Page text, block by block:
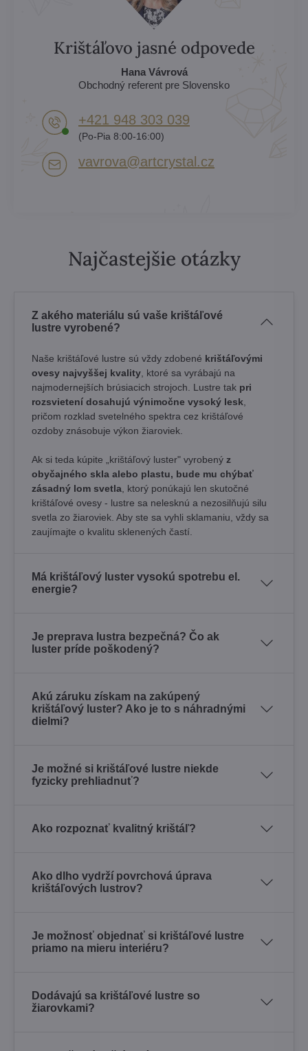
Krištáľovo jasné odpovede
Hana Vávrová
Obchodný referent pre Slovensko
+421 948 303 039
(Po-Pia 8:00-16:00)
vavrova​@artcrystal​.cz
Najčastejšie otázky
Z akého materiálu sú vaše krištáľové
lustre vyrobené?
Naše krištáľové lustre sú vždy zdobené krištáľovými
ovesy najvyššej kvality , ktoré sa vyrábajú na
najmodernejších brúsiacich strojoch. Lustre tak pri
rozsvietení dosahujú výnimočne vysoký lesk
pričom rozklad svetelného spektra cez krištáľové
ozdoby znásobuje výkon žiaroviek.
Ak si teda kúpite „krištáľový luster" vyrobený z
obyčajného skla alebo plastu, bude mu chýbať
zásadný lom svetla , ktorý ponúkajú len skutočné
krištáľové ovesy - lustre sa nelesknú a nezosilňujú silu
svetla zo žiaroviek. Aby ste sa vyhli sklamaniu, vždy sa
zaujímajte o kvalitu sklenených častí.
Má krištáľový luster vysokú spotrebu el.
energie?
Je preprava lustra bezpečná? Čo ak
luster príde poškodený?
Akú záruku získam na zakúpený
krištáľový luster? Ako je to s náhradnými
dielmi?
Je možné si krištáľové lustre niekde
fyzicky prehliadnuť?
Ako rozpoznať kvalitný krištáľ?
Ako dlho vydrží povrchová úprava
krištáľových lustrov?
Je možnosť objednať si krištáľové lustre
priamo na mieru interiéru?
Dodávajú sa krištáľové lustre so
žiarovkami?